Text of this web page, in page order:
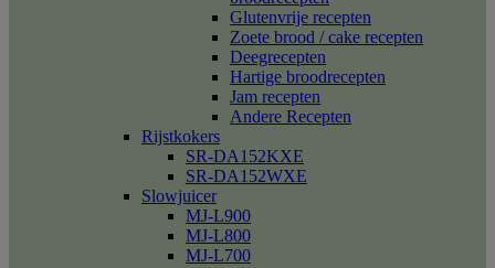
Glutenvrije recepten
Zoete brood / cake recepten
Deegrecepten
Hartige broodrecepten
Jam recepten
Andere Recepten
Rijstkokers
SR-DA152KXE
SR-DA152WXE
Slowjuicer
MJ-L900
MJ-L800
MJ-L700